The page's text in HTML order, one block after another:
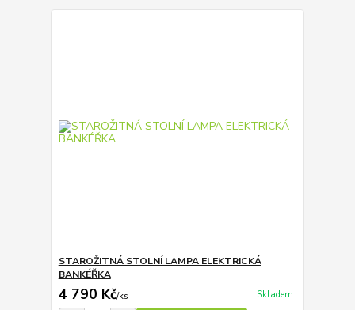
STAROŽITNÁ STOLNÍ LAMPA ELEKTRICKÁ
BANKÉŘKA
4 790 Kč/ks Skladem